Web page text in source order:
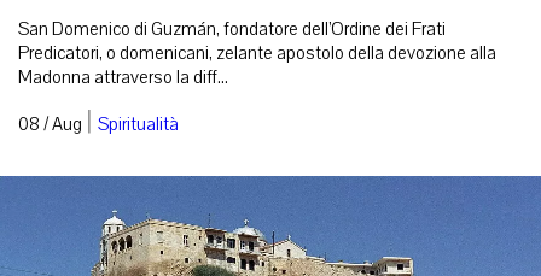
San Domenico di Guzmán, fondatore dell’Ordine dei Frati
Predicatori, o domenicani, zelante apostolo della devozione alla
Madonna attraverso la diff...
08 / Aug | Spiritualità